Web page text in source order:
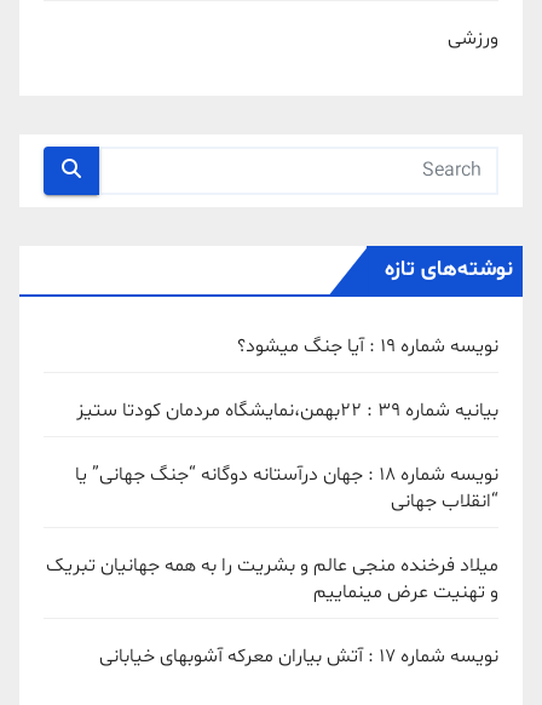
ورزشی
نوشته‌های تازه
نویسه شماره 19 : آیا جنگ میشود؟
بیانیه شماره 39 : ۲۲بهمن،نمایشگاه مردمان کودتا ستیز
نویسه شماره 18 : جهان درآستانه دوگانه “جنگ جهانی” یا
“انقلاب جهانی
میلاد فرخنده منجی عالم و بشریت را به همه جهانیان تبریک
و تهنیت عرض مینماییم
نویسه شماره 17 : آتش بیاران معرکه آشوبهای خیابانی